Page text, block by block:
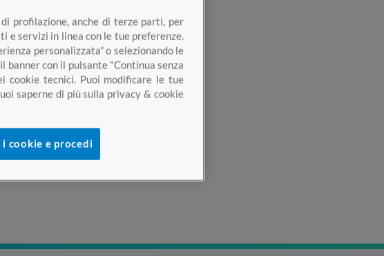
profilazione, anche di terze parti, per
e servizi in linea con le tue preferenze.
personalizzata” o selezionando le
banner con il pulsante "Continua senza
cookie tecnici. Puoi modificare le tue
saperne di più sulla privacy & cookie
cookie e procedi